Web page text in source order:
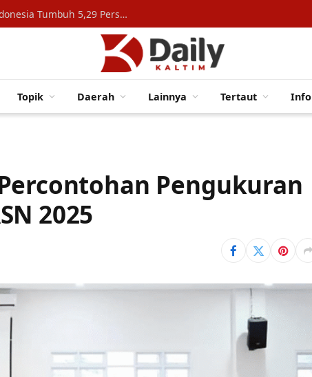
Konsumsi Rumah Tangga Topang Ekonomi Indonesia Tumbuh 5,29 Persen
Topik Daerah Lainnya Tertaut Info
Pengukuran
2025